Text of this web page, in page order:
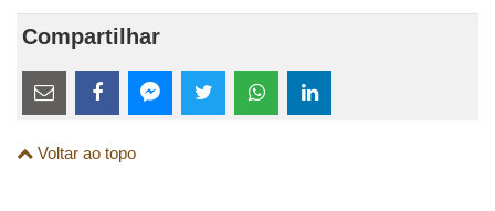
Compartilhar
Estes
links
são
esta
esta
Voltar ao topo